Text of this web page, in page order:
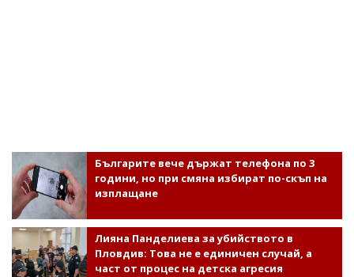
Българите вече държат телефона по 3
години, но при смяна избират по-скъп на
изплащане
Лияна Панделиева за убийството в
Пловдив: Това не е единичен случай, а
част от процес на детска агресия